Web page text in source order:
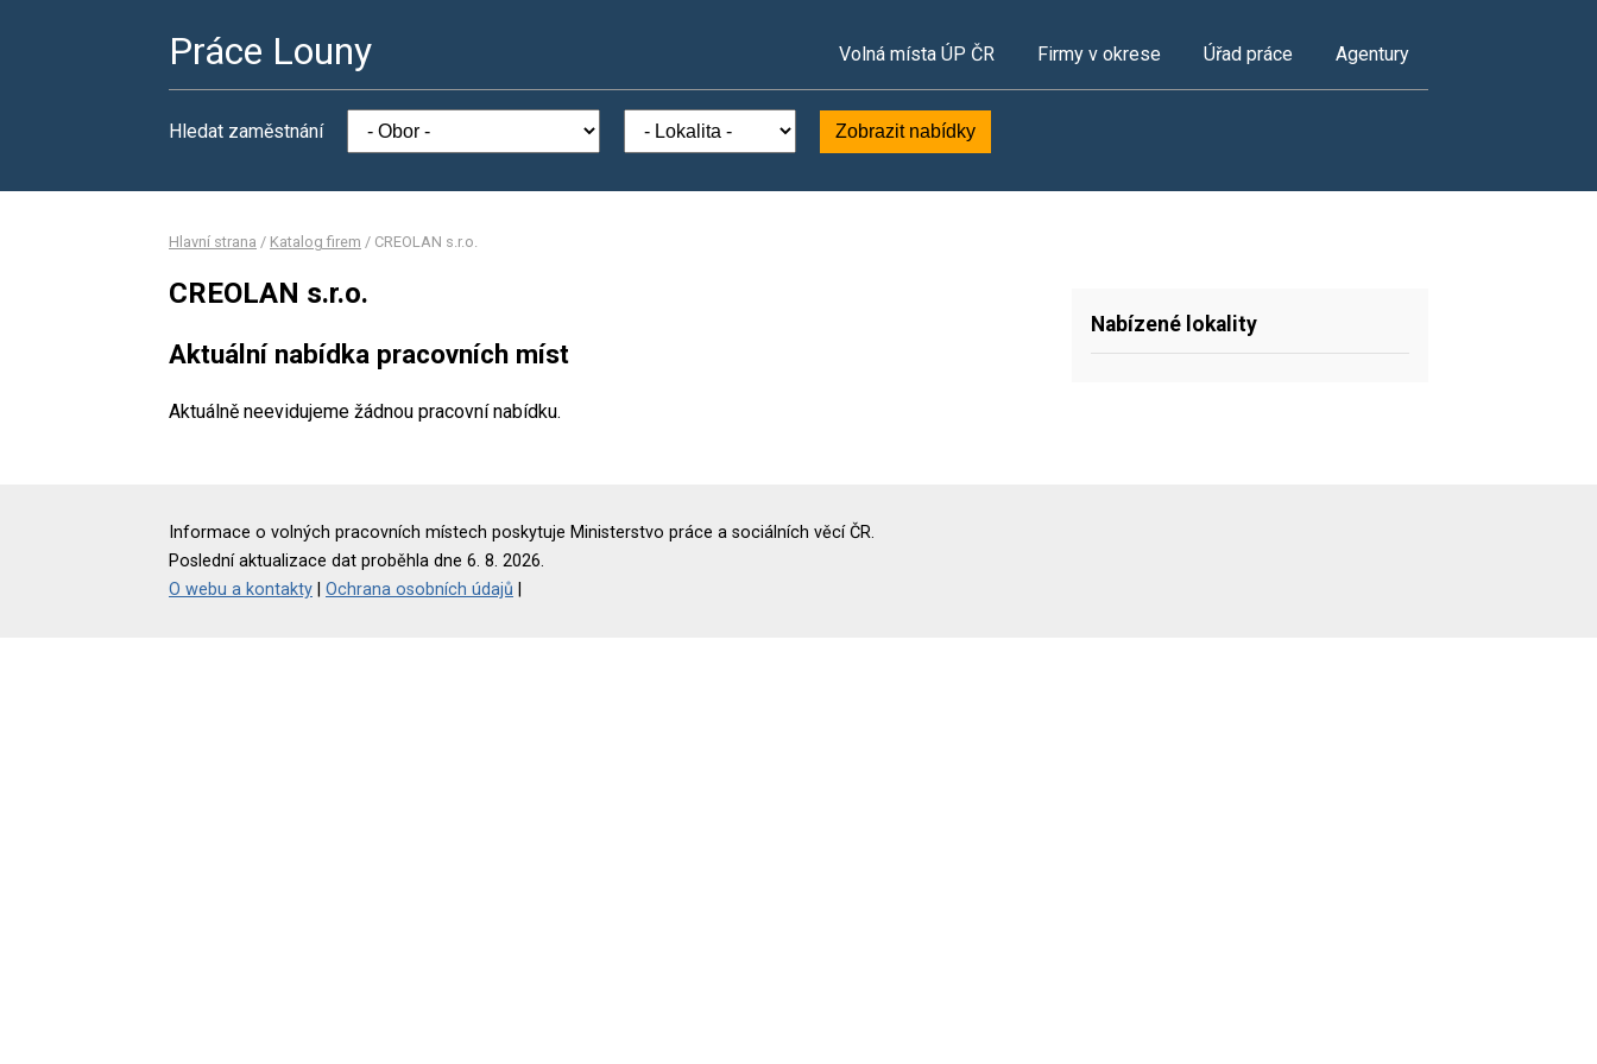
Práce Louny Volná místa ÚP ČR Firmy v okrese Úřad práce Agentury
Hledat zaměstnání Zobrazit nabídky
Hlavní strana / Katalog firem / CREOLAN s.r.o.
CREOLAN s.r.o.
Aktuální nabídka pracovních míst
Aktuálně neevidujeme žádnou pracovní nabídku.
Nabízené lokality
Informace o volných pracovních místech poskytuje Ministerstvo práce a sociálních věcí ČR.
Poslední aktualizace dat proběhla dne 6. 8. 2026.
O webu a kontakty
Ochrana osobních údajů